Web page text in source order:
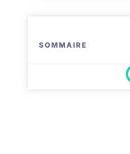
SOMMAIRE